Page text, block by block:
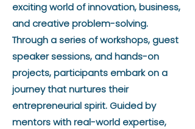
exciting world of innovation, business,
and creative problem-solving.
Through a series of workshops, guest
speaker sessions, and hands-on
projects, participants embark on a
journey that nurtures their
entrepreneurial spirit. Guided by
mentors with real-world expertise,